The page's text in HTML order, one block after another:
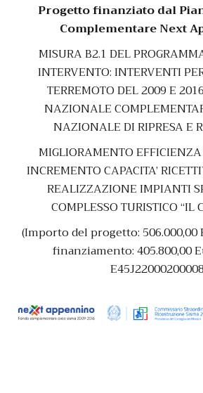
Progetto finanziato dal
ComplementareNext
MISURA B2.1 DEL
INTERVENTO:INTERVENTI
TERREMOTO DEL 2009 E
NAZIONALE
NAZIONALE DI RIPRESA E
MIGLIORAMENTO
INCREMENTO CAPACITA’
REALIZZAZIONE IMPIANTI
COMPLESSO TURISTICO “IL
(Importo del progetto:
finanziamento: 405.800,00
E45J22000200008